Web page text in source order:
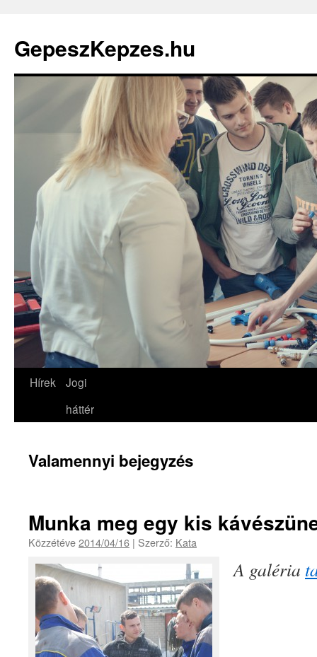
GepeszKepzes.hu
Hírek
Jogi
háttér
Valamennyi bejegyzés
Munka meg egy kis
Közzétéve2014/04/16 | Szerző: Kata
A galéria